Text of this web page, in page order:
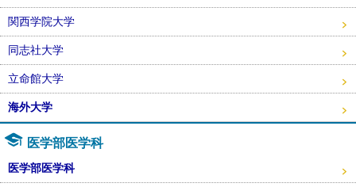
関西学院大学
同志社大学
立命館大学
海外大学
医学部医学科
医学部医学科